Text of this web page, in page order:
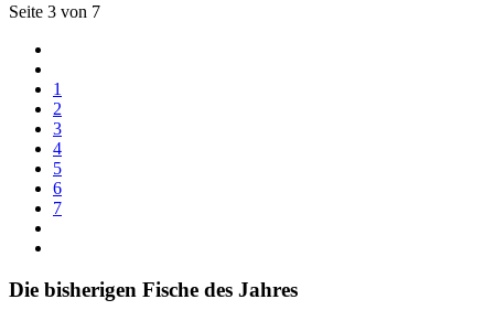
Seite 3 von 7
1
2
3
4
5
6
7
Die bisherigen Fische des Jahres